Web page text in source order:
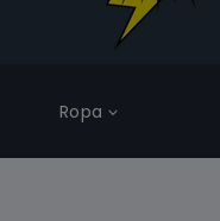
Ropa